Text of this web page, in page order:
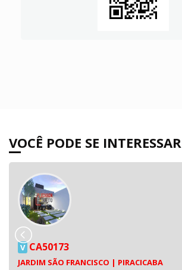
VOCÊ PODE SE
V CA50173
JARDIM SÃO FRANCISCO | PIRACICABA